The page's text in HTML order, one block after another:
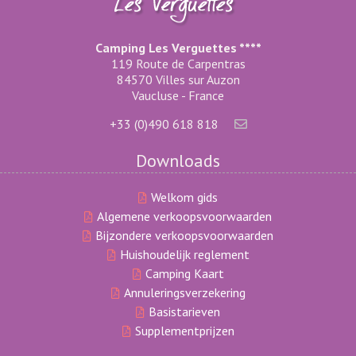
Camping Les Verguettes ****
119 Route de Carpentras
84570 Villes sur Auzon
Vaucluse - France
+33 (0)490 618 818
Downloads
Welkom gids
Algemene verkoopsvoorwaarden
Bijzondere verkoopsvoorwaarden
Huishoudelijk reglement
Camping Kaart
Annuleringsverzekering
Basistarieven
Supplementprijzen